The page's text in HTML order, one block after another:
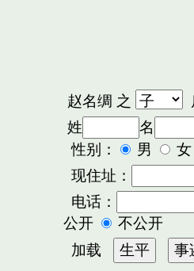
赵名绸 之
姓
名
性别：
男 女
现住址：
电话：
公开
不公开
加载